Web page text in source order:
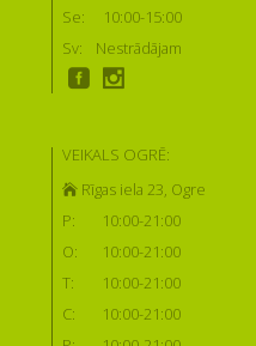
Se:
10:00-15:00
Sv:
Nestrādājam
VEIKALS OGRĒ:
Rīgas iela 23, Ogre
P:
10:00-21:00
O:
10:00-21:00
T:
10:00-21:00
C:
10:00-21:00